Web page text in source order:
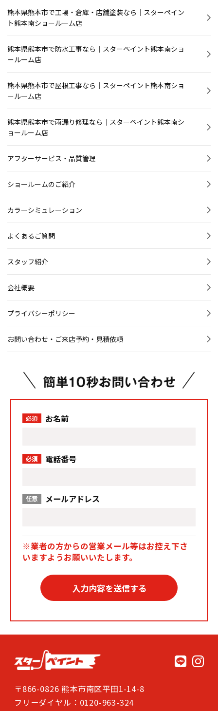
熊本県熊本市で工場・倉庫・店舗塗装なら｜スターペイン
ト熊本南ショールーム店
熊本県熊本市で防水工事なら｜スターペイント熊本南ショ
ールーム店
熊本県熊本市で屋根工事なら｜スターペイント熊本南ショ
ールーム店
熊本県熊本市で雨漏り修理なら｜スターペイント熊本南シ
ョールーム店
アフターサービス・品質管理
ショールームのご紹介
カラーシミュレーション
よくあるご質問
スタッフ紹介
会社概要
プライバシーポリシー
お問い合わせ・ご来店予約・見積依頼
必須 お名前
必須 電話番号
任意 メールアドレス
※業者の方からの営業メール等はお控え下さ
いますようお願いいたします。
〒866-0826 熊本市南区平田1-14-8
フリーダイヤル：0120-963-324